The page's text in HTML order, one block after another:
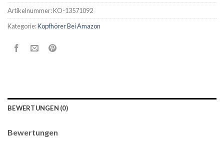
Artikelnummer:KO-13571092
Kategorie:Kopfhörer Bei Amazon
BEWERTUNGEN (0)
Bewertungen